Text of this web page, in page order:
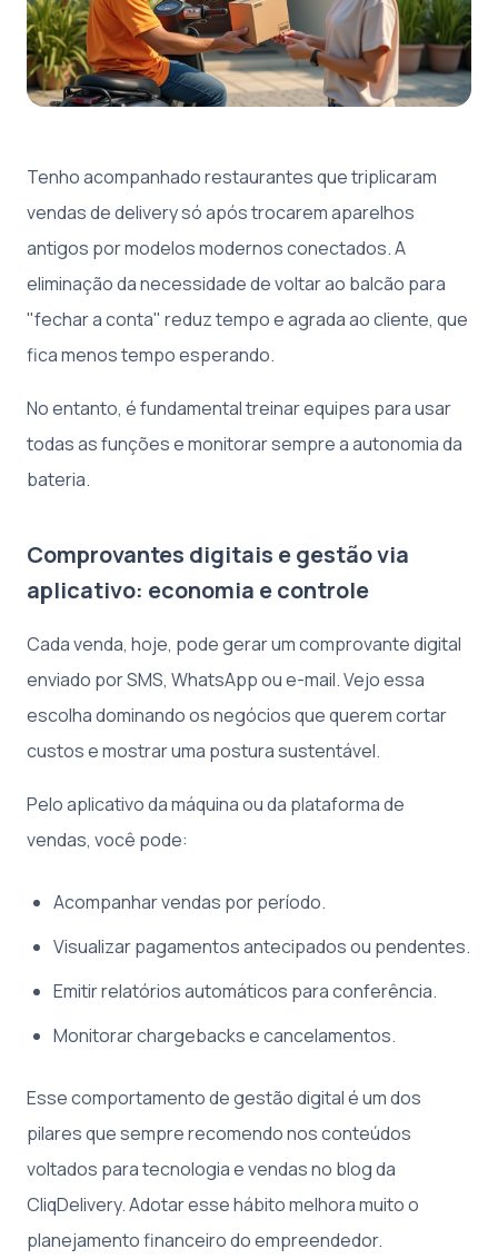
Tenho acompanhado restaurantes que triplicaram
vendas de delivery só após trocarem aparelhos
antigos por modelos modernos conectados. A
eliminação da necessidade de voltar ao balcão para
"fechar a conta" reduz tempo e agrada ao cliente, que
fica menos tempo esperando.
No entanto, é fundamental treinar equipes para usar
todas as funções e monitorar sempre a autonomia da
bateria.
Comprovantes digitais e gestão via
aplicativo: economia e controle
Cada venda, hoje, pode gerar um comprovante digital
enviado por SMS, WhatsApp ou e-mail. Vejo essa
escolha dominando os negócios que querem cortar
custos e mostrar uma postura sustentável.
Pelo aplicativo da máquina ou da plataforma de
vendas, você pode:
Acompanhar vendas por período.
Visualizar pagamentos antecipados ou pendentes.
Emitir relatórios automáticos para conferência.
Monitorar chargebacks e cancelamentos.
Esse comportamento de gestão digital é um dos
pilares que sempre recomendo nos conteúdos
voltados para tecnologia e vendas no blog da
CliqDelivery. Adotar esse hábito melhora muito o
planejamento financeiro do empreendedor.